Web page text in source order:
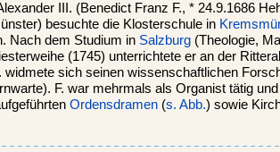
III. (Benedict Franz F., * 24.9.1686
besuchte die Klosterschule in
Nach dem Studium in Salzburg (Theologie,
(1745) unterrichtete er an der
widmete sich seinen wissenschaftlichen
F. war mehrmals als Organist tätig
Ordensdramen (s. Abb.) sowie